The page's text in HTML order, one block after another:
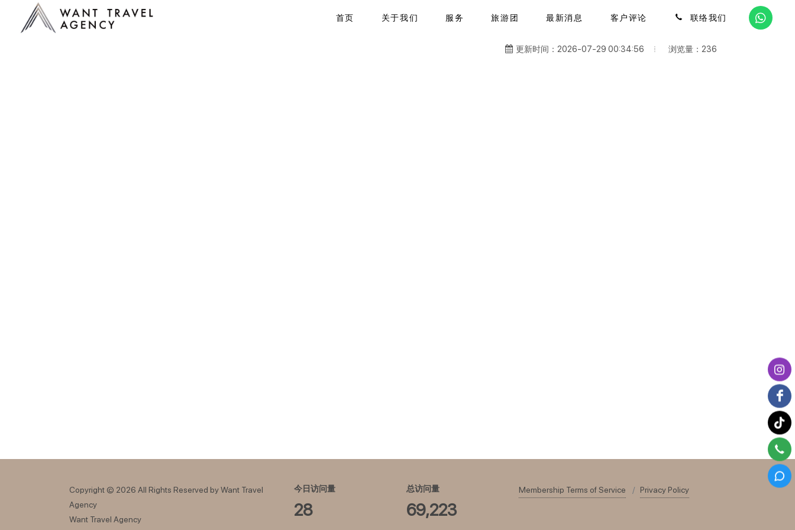
首页 关于我们 服务 旅游团 最新消息 客户评论 联络我们
更新时间：2026-07-29 00:34:56 浏览量：236
Copyright © 2026 All Rights Reserved by Want Travel
Agency
Want Travel Agency
今日访问量
28
总访问量
69,223
Membership Terms of Service Privacy Policy